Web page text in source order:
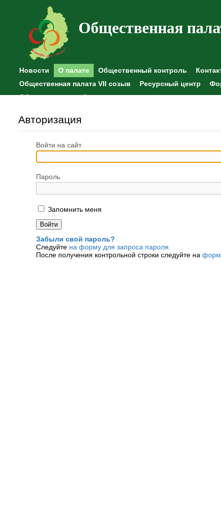
Общественная
Новости О палате Общественный контроль
Общественная палата VII созыв
Ресурсный центр
Общественные наблюдения
Авторизация
Войти на сайт
Пароль
Запомнить меня
Забыли свой пароль?
Следуйте на форму для запроса пароля.
После получения контрольной строки следуйте на